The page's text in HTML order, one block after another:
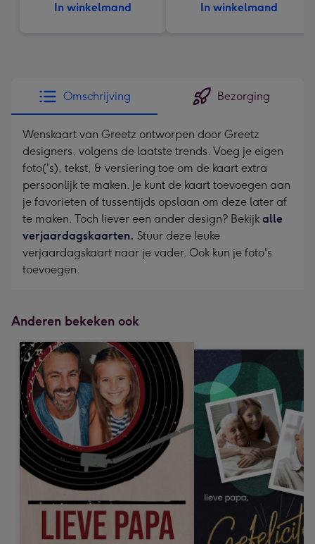
In winkelmand In winkelmand
Omschrijving Bezorging
Wenskaart van Greetz ontworpen door Greetz
designers, volgens de laatste trends. Voeg je eigen
foto('s), tekst, & versiering toe om de kaart extra
persoonlijk te maken. Je kunt de kaart toevoegen aan
je favorieten of tussentijds opslaan om deze later af
te maken. Toch liever een ander design? Bekijk alle
verjaardagskaarten. Stuur deze leuke
verjaardagskaart naar je vader. Ook kun je foto's
toevoegen.
Anderen bekeken ook